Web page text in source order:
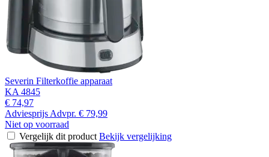
Severin Filterkoffie apparaat
KA 4845
€ 74,97
Adviesprijs Advpr. € 79,99
Niet op voorraad
Vergelijk dit product Bekijk vergelijking